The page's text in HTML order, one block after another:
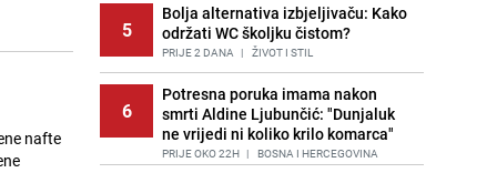
nafte
5
Bolja alternativa izbjeljivaču: Kako
održati WC školjku čistom?
PRIJE 2 DANA | ŽIVOT I STIL
6
Potresna poruka imama nakon
smrti Aldine Ljubunčić: "Dunjaluk
ne vrijedi ni koliko krilo komarca"
PRIJE OKO 22H | BOSNA I HERCEGOVINA